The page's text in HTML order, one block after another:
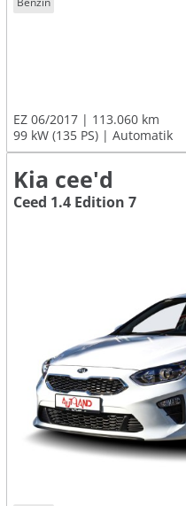
EZ 06/2017
113.060 km
99 kW (135 PS)
Automatik
Kia cee'd
Ceed 1.4 Edition 7